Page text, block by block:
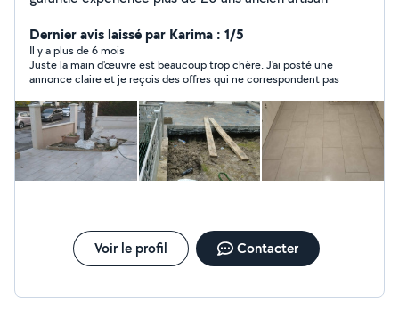
Dernier avis laissé par Karima : 1/5
Il y a plus de 6 mois
Juste la main d'œuvre est beaucoup trop chère. J'ai posté une
annonce claire et je reçois des offres qui ne correspondent pas
Voir le profil Contacter